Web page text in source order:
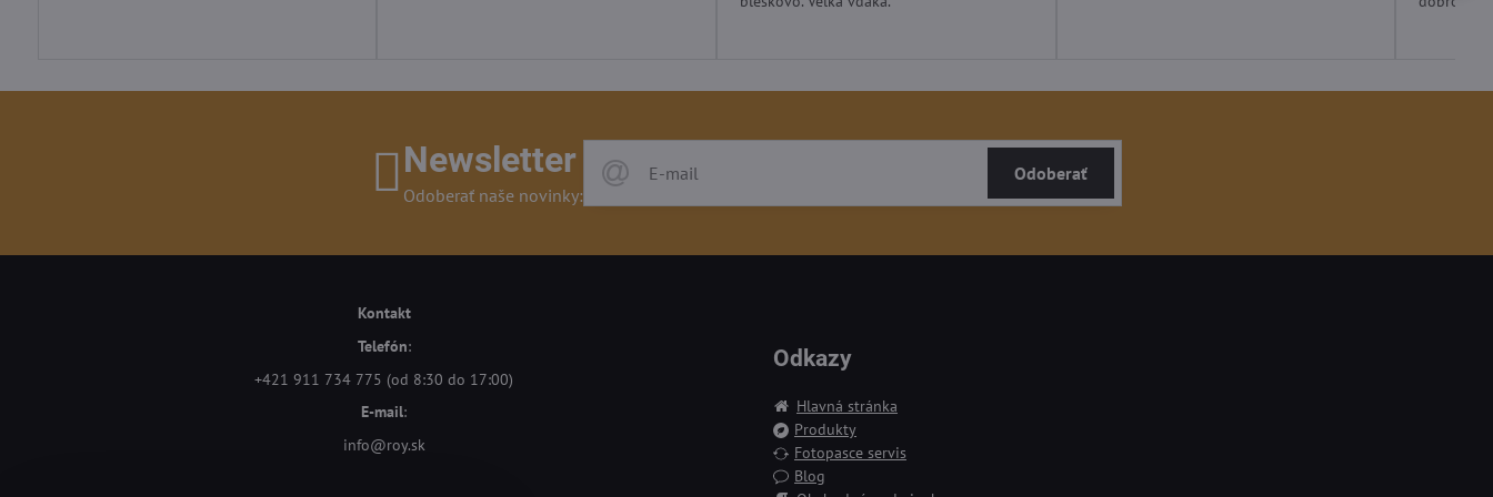
Newsletter
Odoberať naše novinky:
Odoberať
Kontakt
Telefón:
+421 911 734 775 (od 8:30 do 17:00)
E-mail:
info@roy.sk
Odkazy
Hlavná stránka
Produkty
Fotopasce servis
Blog